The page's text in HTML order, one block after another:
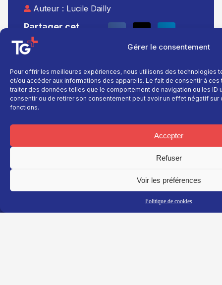
Gérer le consentement
Pour offrir les meilleures expériences, nous utilisons des technologies
et/ou accéder aux informations des appareils. Le fait de consentir à
traiter des données telles que le comportement de navigation ou les ID
consentir ou de retirer son consentement peut avoir un effet négatif
fonctions.
Accepter
Refuser
Voir les préférences
Politique de cookies
Partager cet
article
Auteur : Lucile Dailly
info
Actualité
Sport